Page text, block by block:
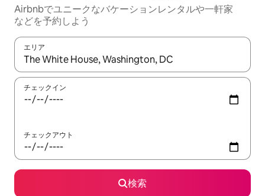
Airbnbでユニークなバ⁠ケ⁠ー⁠シ⁠ョ⁠ンレ⁠ン⁠タ⁠ルや一⁠軒⁠家
な⁠ど⁠を予⁠約⁠し⁠よ⁠う
エリア
検索結果が表示されたら、上下の矢印キーを使って移動するか
チェックイン
チェックアウト
検索